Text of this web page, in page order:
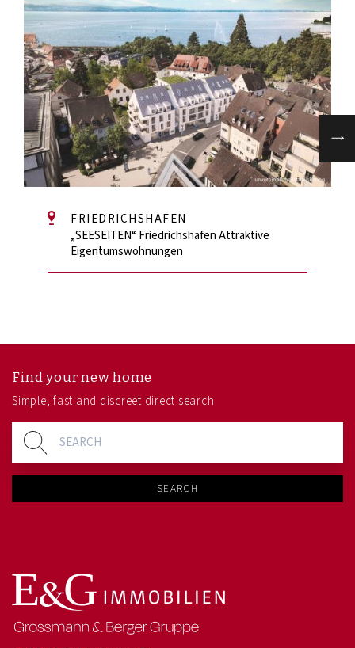
FRIEDRICHSHAFEN
„SEESEITEN“ Friedrichshafen Attraktive
Eigentumswohnungen
Find your new home
Simple, fast and discreet direct search
SEARCH